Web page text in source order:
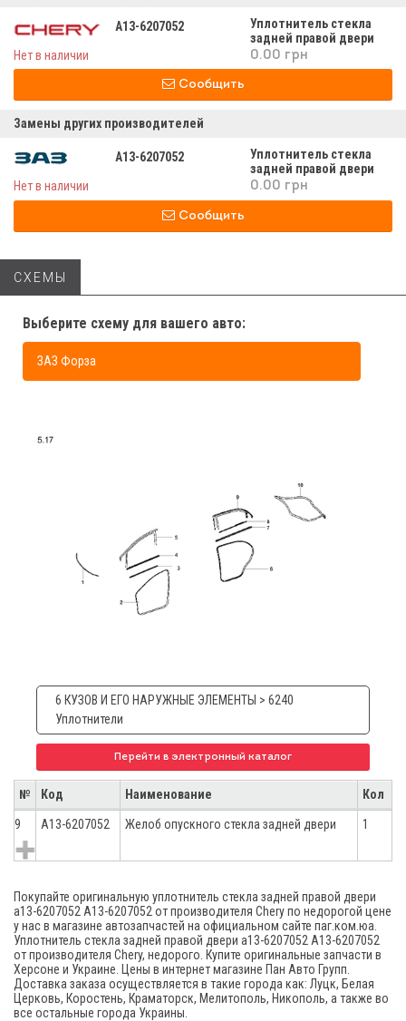
A13-6207052
Уплотнитель стекла
задней правой двери
а13-6207052
Нет в наличии 0.00 грн
Сообщить
Замены других производителей
A13-6207052
Уплотнитель стекла
задней правой двери
а13-6207052
Нет в наличии 0.00 грн
Сообщить
СХЕМЫ
Выберите схему для вашего авто:
ЗАЗ Форза
6 КУЗОВ И ЕГО НАРУЖНЫЕ ЭЛЕМЕНТЫ > 6240
Уплотнители
Перейти в электронный каталог
№ Код Наименование Кол
9 A13-6207052 Желоб опускного стекла задней двери 1
Покупайте оригинальную уплотнитель стекла задней правой двери
а13-6207052 A13-6207052 от производителя Chery по недорогой цене
у нас в магазине автозапчастей на официальном сайте паг.ком.юа.
Уплотнитель стекла задней правой двери а13-6207052 A13-6207052
от производителя Chery, недорого. Купите оригинальные запчасти в
Херсоне и Украине. Цены в интернет магазине Пан Авто Групп.
Доставка заказа осуществляется в такие города как: Луцк, Белая
Церковь, Коростень, Краматорск, Мелитополь, Никополь, а также во
все остальные города Украины.